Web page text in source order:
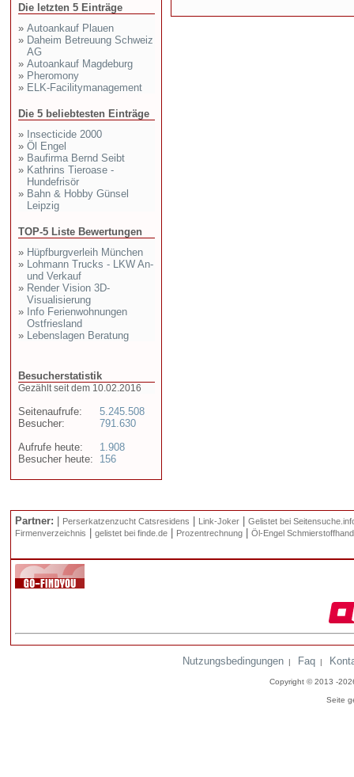
Die letzten 5 Einträge
» Autoankauf Plauen
» Daheim Betreuung Schweiz
AG
» Autoankauf Magdeburg
» Pheromony
» ELK-Facilitymanagement
Die 5 beliebtesten Einträge
» Insecticide 2000
» Öl Engel
» Baufirma Bernd Seibt
» Kathrins Tieroase -
Hundefrisör
» Bahn & Hobby Günsel
Leipzig
TOP-5 Liste Bewertungen
» Hüpfburgverleih München
» Lohmann Trucks - LKW An-
und Verkauf
» Render Vision 3D-
Visualisierung
» Info Ferienwohnungen
Ostfriesland
» Lebenslagen Beratung
Besucherstatistik
Gezählt seit dem 10.02.2016
Seitenaufrufe:
Besucher:
Aufrufe heute:
Besucher heute:
5.245.508
791.630
1.908
156
Partner: Perserkatzenzucht Catsresidens Link-Joker
Gelistet bei
Firmenverzeichnis
gelistet bei finde.de Prozentrechnung Öl-Engel
Nutzungsbedingungen | Faq |
Copyright © 2013 -
Seite